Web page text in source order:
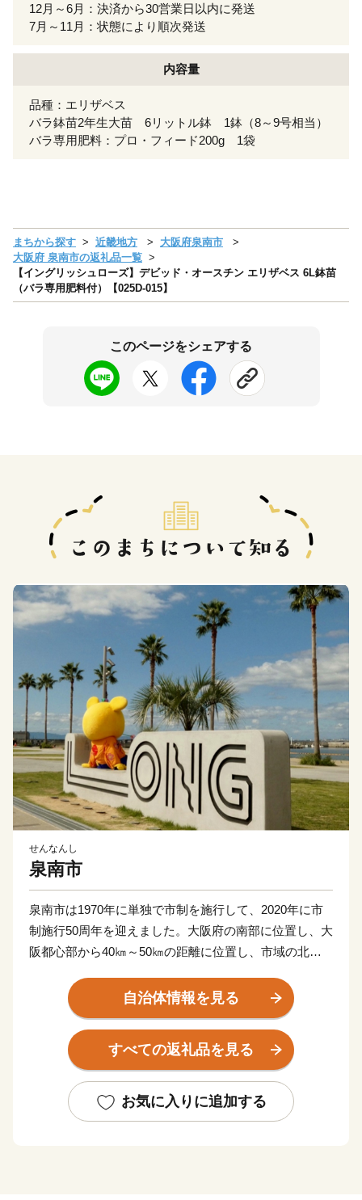
12月～6月：決済から30営業日以内に発送
7月～11月：状態により順次発送
内容量
品種：エリザベス
バラ鉢苗2年生大苗 6リットル鉢 1鉢（8～9号相当）
バラ専用肥料：プロ・フィード200g 1袋
まちから探す 近畿地方
大阪府泉南市
大阪府 泉南市の返礼品一覧
【イングリッシュローズ】デビッド・オースチン エリザベス 6L鉢苗
（バラ専用肥料付）【025D-015】
このページをシェアする
せんなんし
泉南市
泉南市は1970年に単独で市制を施行して、2020年に市
制施行50周年を迎えました。大阪府の南部に位置し、大
阪都心部から40㎞～50㎞の距離に位置し、市域の北西
市、そして南東は和歌山県岩出市、紀の川市と接してい
ます。市域は南北約11㎞、東西約8㎞の広がりをみせ、
面積は48.98㎢であり、市域に関西国際空港の約1/3を含
みます。
地形は、山地部、丘陵部、平地部および臨海部からな
り、南部の山地部には低い山々が連なる和泉山脈があ
自治体情報を見る
すべての返礼品を見る
お気に入りに追加する